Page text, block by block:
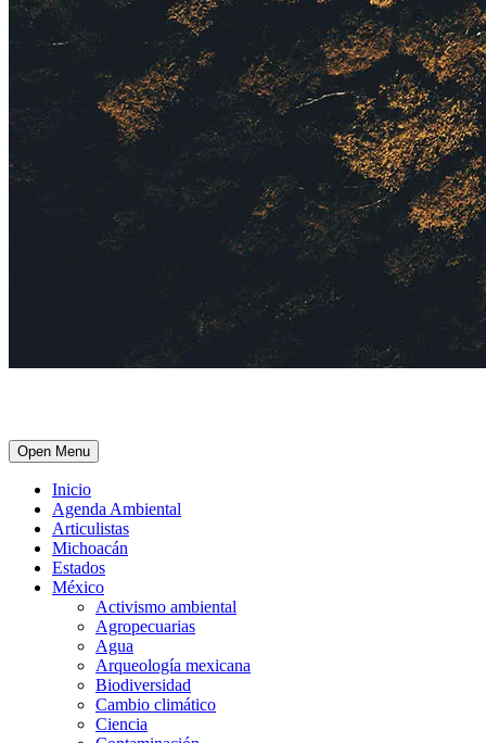
Open Menu
Inicio
Agenda Ambiental
Articulistas
Michoacán
Estados
México
Activismo ambiental
Agropecuarias
Agua
Arqueología mexicana
Biodiversidad
Cambio climático
Ciencia